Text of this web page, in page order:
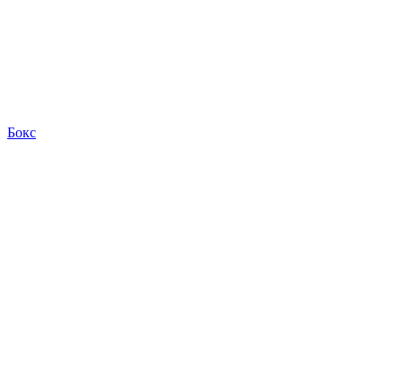
Бокс